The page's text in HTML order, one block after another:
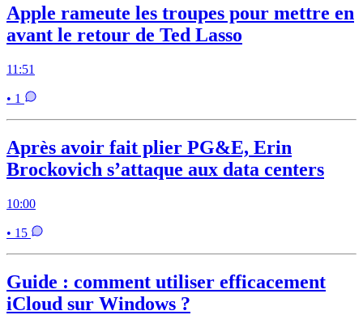
Apple rameute les troupes pour mettre en
avant le retour de Ted Lasso
11:51
• 1
Après avoir fait plier PG&E, Erin
Brockovich s’attaque aux data centers
10:00
• 15
Guide : comment utiliser efficacement
iCloud sur Windows ?